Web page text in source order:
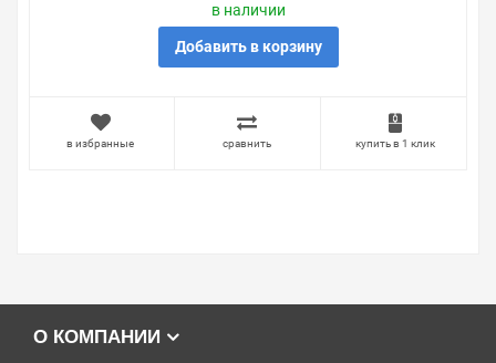
в наличии
Добавить в корзину
в избранные сравнить купить в 1 клик
О КОМПАНИИ